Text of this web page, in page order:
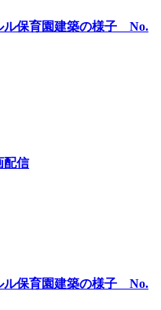
ル保育園建築の様子 No.
配信
ル保育園建築の様子 No.